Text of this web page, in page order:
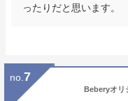
ったりだと思います。
no. 7
Beberyオリ